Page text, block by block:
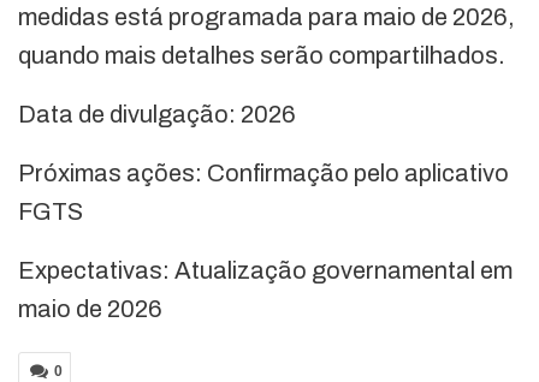
medidas está programada para maio de 2026,
quando mais detalhes serão compartilhados.
Data de divulgação: 2026
Próximas ações: Confirmação pelo aplicativo
FGTS
Expectativas: Atualização governamental em
maio de 2026
0